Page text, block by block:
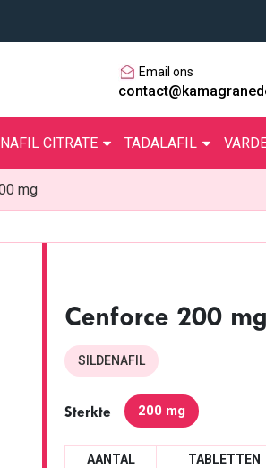
Email ons
CITRATE TADALAFIL
mg
Cenforce 200 mg
SILDENAFIL
Sterkte 200 mg
AANTAL TABLETTEN